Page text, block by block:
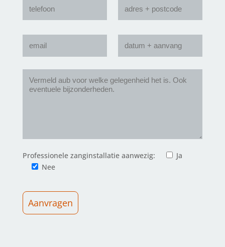
Professionele zanginstallatie aanwezig:
Ja
Nee